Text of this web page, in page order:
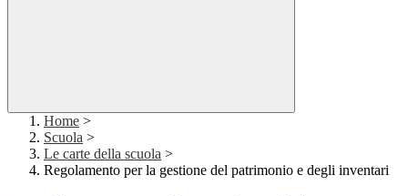
Home >
Scuola >
Le carte della scuola >
Regolamento per la gestione del patrimonio e degli inventari